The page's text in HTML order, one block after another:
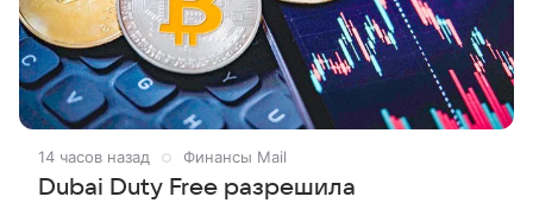
14 часов назад Финансы Mail
Dubai Duty Free разрешила